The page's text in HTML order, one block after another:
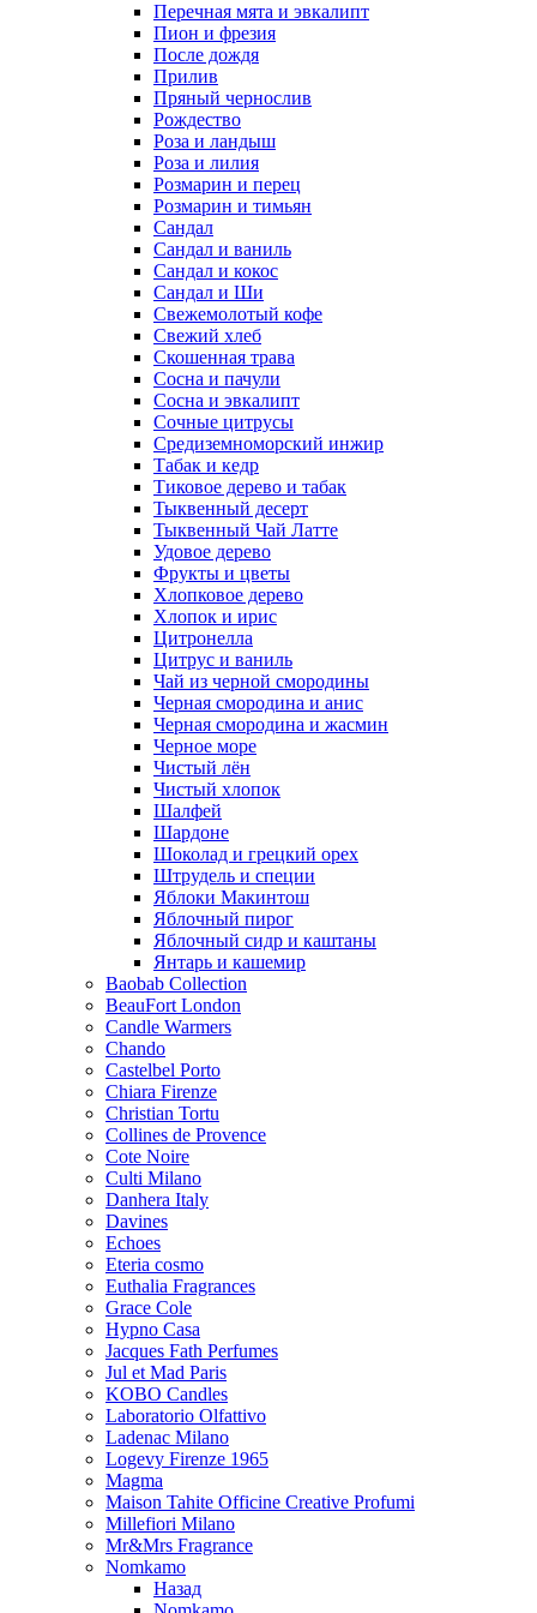
Перечная мята и эвкалипт
Пион и фрезия
После дождя
Прилив
Пряный чернослив
Рождество
Роза и ландыш
Роза и лилия
Розмарин и перец
Розмарин и тимьян
Сандал
Сандал и ваниль
Сандал и кокос
Сандал и Ши
Свежемолотый кофе
Свежий хлеб
Скошенная трава
Сосна и пачули
Сосна и эвкалипт
Сочные цитрусы
Средиземноморский инжир
Табак и кедр
Тиковое дерево и табак
Тыквенный десерт
Тыквенный Чай Латте
Удовое дерево
Фрукты и цветы
Хлопковое дерево
Хлопок и ирис
Цитронелла
Цитрус и ваниль
Чай из черной смородины
Черная смородина и анис
Черная смородина и жасмин
Черное море
Чистый лён
Чистый хлопок
Шалфей
Шардоне
Шоколад и грецкий орех
Штрудель и специи
Яблоки Макинтош
Яблочный пирог
Яблочный сидр и каштаны
Янтарь и кашемир
Baobab Collection
BeauFort London
Candle Warmers
Chando
Castelbel Porto
Chiara Firenze
Christian Tortu
Collines de Provence
Cote Noire
Culti Milano
Danhera Italy
Davines
Echoes
Eteria cosmo
Euthalia Fragrances
Grace Cole
Hypno Casa
Jacques Fath Perfumes
Jul et Mad Paris
KOBO Candles
Laboratorio Olfattivo
Ladenac Milano
Logevy Firenze 1965
Magma
Maison Tahite Officine Creative Profumi
Millefiori Milano
Mr&Mrs Fragrance
Nomkamo
Назад